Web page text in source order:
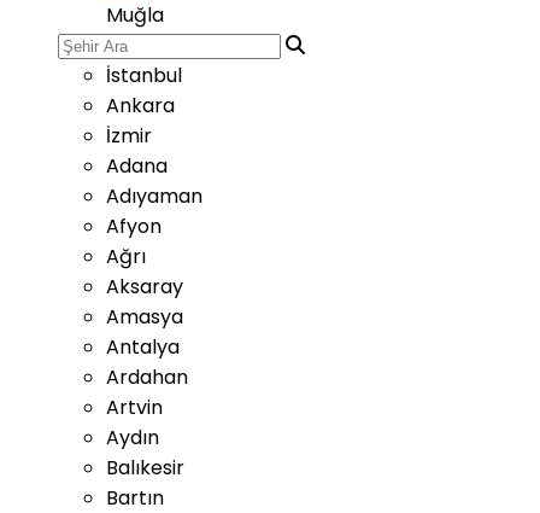
Muğla
İstanbul
Ankara
İzmir
Adana
Adıyaman
Afyon
Ağrı
Aksaray
Amasya
Antalya
Ardahan
Artvin
Aydın
Balıkesir
Bartın